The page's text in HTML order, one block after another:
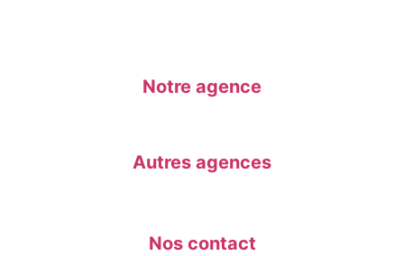
Notre agence
Autres agences
Nos contact